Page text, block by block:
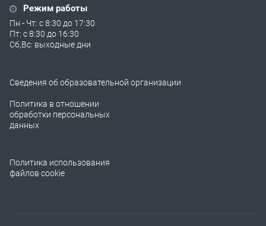
Режим работы
Пн - Чт: с 8:30 до 17:30
Пт: с 8:30 до 16:30
Сб,Вс: выходные дни
Сведения об образовательной организации
Политика в отношении
обработки персональных
данных
Политика использования
файлов cookie